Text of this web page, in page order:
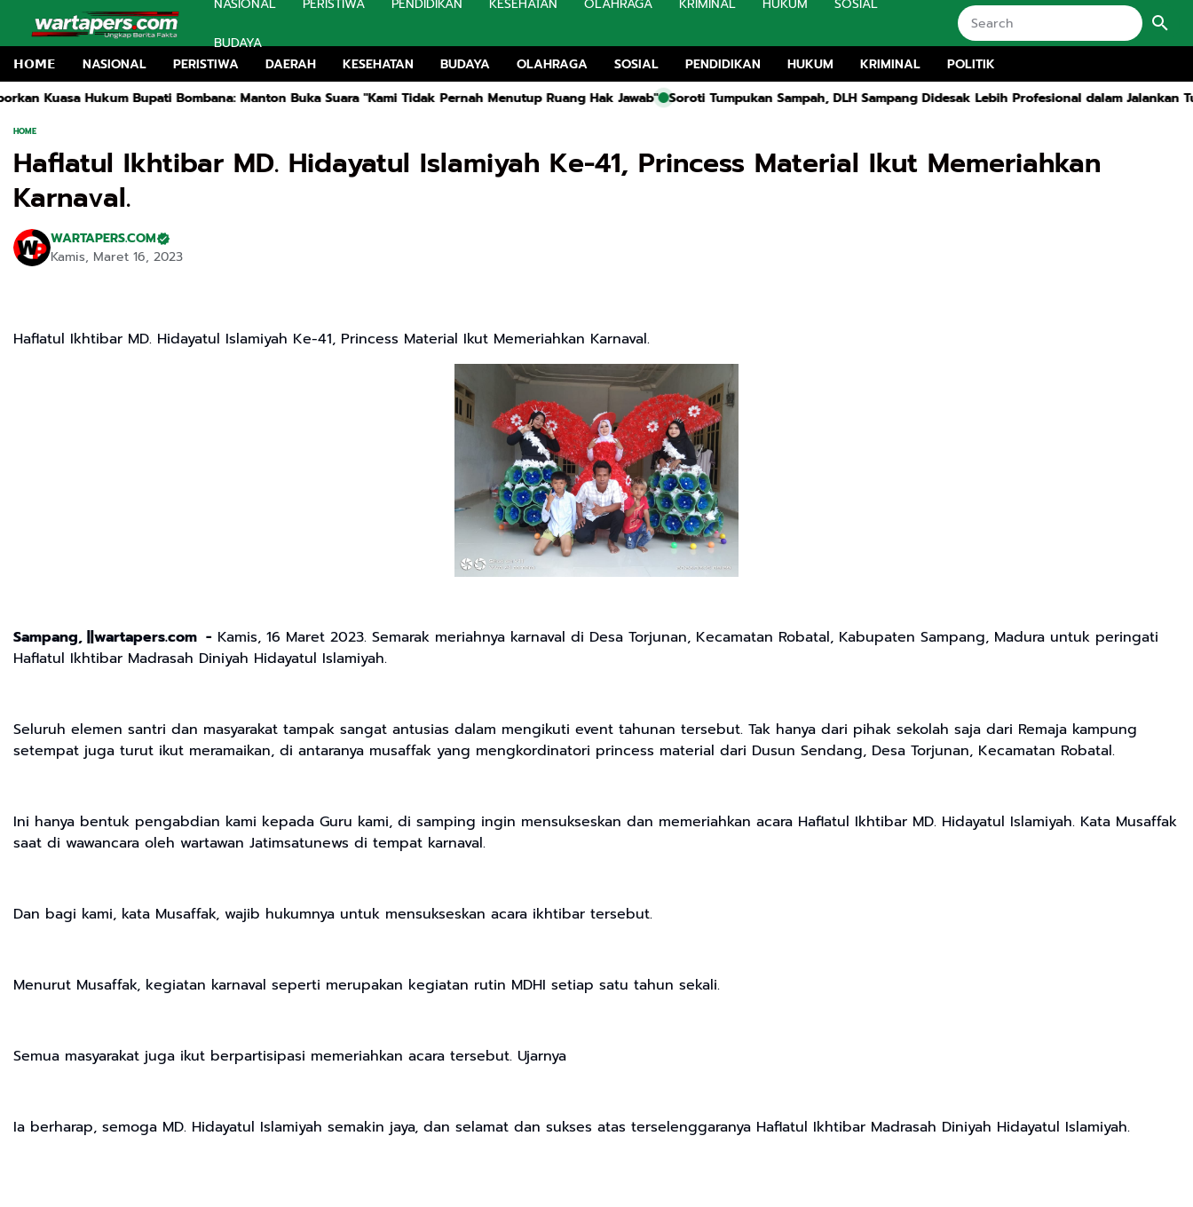
BUDAYA
𝗛𝗢𝗠𝗘
NASIONAL PERISTIWA DAERAH KESEHATAN BUDAYA OLAHRAGA SOSIAL PENDIDIKAN HUKUM KRIMINAL
POLITIK
Hukum Bupati Bombana: Manton Buka Suara "Kami Tidak Pernah Menutup Ruang Hak Jawab"
Soroti Tumpukan Sampah, DLH Sampang Didesak Lebih Profesional dalam Jalankan Tugas
HOME
Haflatul Ikhtibar MD. Hidayatul Islamiyah Ke-41, Princess Material Ikut Memeriahkan
Karnaval.
WARTAPERS.COM
Kamis, Maret 16, 2023
Haflatul Ikhtibar MD. Hidayatul Islamiyah Ke-41, Princess Material Ikut Memeriahkan Karnaval.
Sampang, ||wartapers.com - Kamis, 16 Maret 2023. Semarak meriahnya karnaval di Desa Torjunan, Kecamatan Robatal, Kabupaten Sampang, Madura untuk peringati
Haflatul Ikhtibar Madrasah Diniyah Hidayatul Islamiyah.
Seluruh elemen santri dan masyarakat tampak sangat antusias dalam mengikuti event tahunan tersebut. Tak hanya dari pihak sekolah saja dari Remaja kampung
setempat juga turut ikut meramaikan, di antaranya musaffak yang mengkordinatori princess material dari Dusun Sendang, Desa Torjunan, Kecamatan Robatal.
Ini hanya bentuk pengabdian kami kepada Guru kami, di samping ingin mensukseskan dan memeriahkan acara Haflatul Ikhtibar MD. Hidayatul Islamiyah. Kata Musaffak
saat di wawancara oleh wartawan Jatimsatunews di tempat karnaval.
Dan bagi kami, kata Musaffak, wajib hukumnya untuk mensukseskan acara ikhtibar tersebut.
Menurut Musaffak, kegiatan karnaval seperti merupakan kegiatan rutin MDHI setiap satu tahun sekali.
Semua masyarakat juga ikut berpartisipasi memeriahkan acara tersebut. Ujarnya
Ia berharap, semoga MD. Hidayatul Islamiyah semakin jaya, dan selamat dan sukses atas terselenggaranya Haflatul Ikhtibar Madrasah Diniyah Hidayatul Islamiyah.